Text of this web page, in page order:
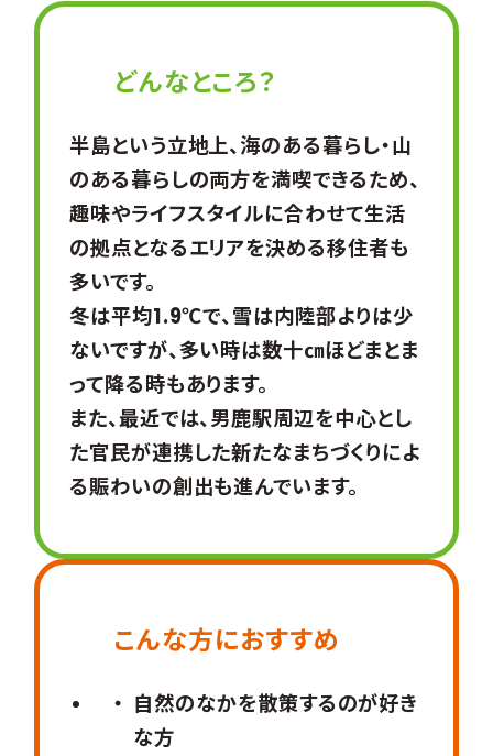
どんなところ？
半島という立地上、海のある暮らし・山
のある暮らしの両方を満喫できるため、
趣味やライフスタイルに合わせて生活
の拠点となるエリアを決める移住者も
多いです。
冬は平均1.9℃で、雪は内陸部よりは少
ないですが、多い時は数十㎝ほどまとま
って降る時もあります。
また、最近では、男鹿駅周辺を中心とし
た官民が連携した新たなまちづくりによ
る賑わいの創出も進んでいます。
こんな方におすすめ
自然のなかを散策するのが好き
な方